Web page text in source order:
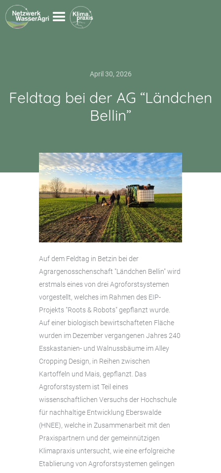
April 30, 2026
Feldtag bei der AG “Ländchen
Bellin”
Auf dem Feldtag in Betzin bei der
Agrargenosschenschaft "Ländchen Bellin" wird
erstmals eines von drei Agroforstsystemen
vorgestellt, welches im Rahmen des EIP-
Projekts "Roots & Robots" gepflanzt wurde.
Auf einer biologisch bewirtschafteten Fläche
wurden im Dezember vergangenen Jahres 240
Esskastanien- und Walnussbäume im Alley
Cropping Design, in Reihen zwischen
Kartoffeln und Mais, gepflanzt. Das
Agroforstsystem ist Teil eines
wissenschaftlichen Versuchs der Hochschule
für nachhaltige Entwicklung Eberswalde
(HNEE), welche in Zusammenarbeit mit den
Praxispartnern und der gemeinnützigen
Klimapraxis untersucht, wie eine erfolgreiche
Etablierung von Agroforstsystemen gelingen